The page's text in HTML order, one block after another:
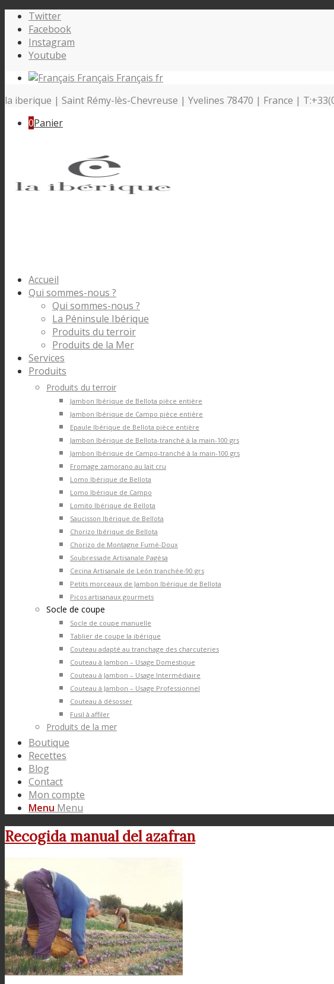
Twitter
Facebook
Instagram
Youtube
Français Français fr
la iberique | Saint Rémy-lès-Chevreuse | Yvelines 78470 | France |
0Panier
Accueil
Qui sommes-nous ?
Qui sommes-nous ?
La Péninsule Ibérique
Produits du terroir
Produits de la Mer
Services
Produits
Produits du terroir
Jambon Ibérique de Bellota pièce entière
Jambon Ibérique de Campo pièce entière
Epaule Ibérique de Bellota pièce entière
Jambon Ibérique de Bellota-tranché à la main-100 grs
Jambon Ibérique de Campo-tranché à la main-100 grs
Fromage zamorano au lait cru
Lomo Ibérique de Bellota
Lomo Ibérique de Campo
Lomito Ibérique de Bellota
Saucisson Ibérique de Bellota
Chorizo Ibérique de Bellota
Chorizo de Montagne Fumé-Doux
Soubressade Artisanale Pagèsa
Cecina Artisanale de León tranchée-90 grs
Petits morceaux de Jambon Ibérique de Bellota
Picos artisanaux gourmets
Socle de coupe
Socle de coupe manuelle
Tablier de coupe la ibérique
Couteau adapté au tranchage des charcuteries
Couteau à Jambon – Usage Domestique
Couteau à Jambon – Usage Intermédiaire
Couteau à Jambon – Usage Professionnel
Couteau à désosser
Fusil à affiler
Produits de la mer
Boutique
Recettes
Blog
Contact
Mon compte
Menu Menu
Recogida manual del azafran